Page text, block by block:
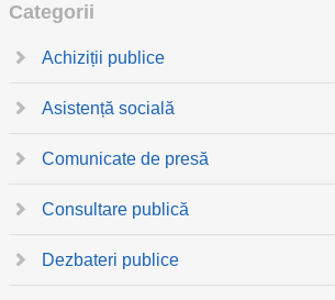
Categorii
Achiziții publice
Asistență socială
Comunicate de presă
Consultare publică
Dezbateri publice